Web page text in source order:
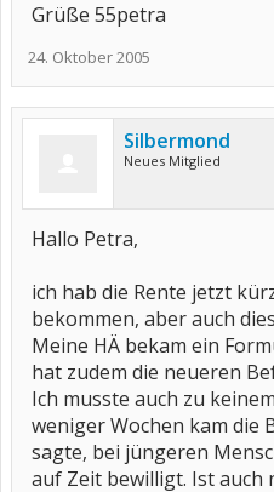
Grüße 55petra
24. Oktober 2005
Silbermond
Neues Mitglied
Hallo Petra,
ich hab die Rente jetzt
bekommen, aber auch
Meine HÄ bekam ein
hat zudem die neueren
Ich musste auch zu
weniger Wochen kam die
sagte, bei jüngeren
auf Zeit bewilligt. Ist auch